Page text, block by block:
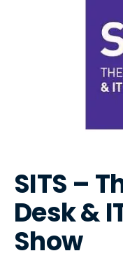
SITS –
Desk &
Show